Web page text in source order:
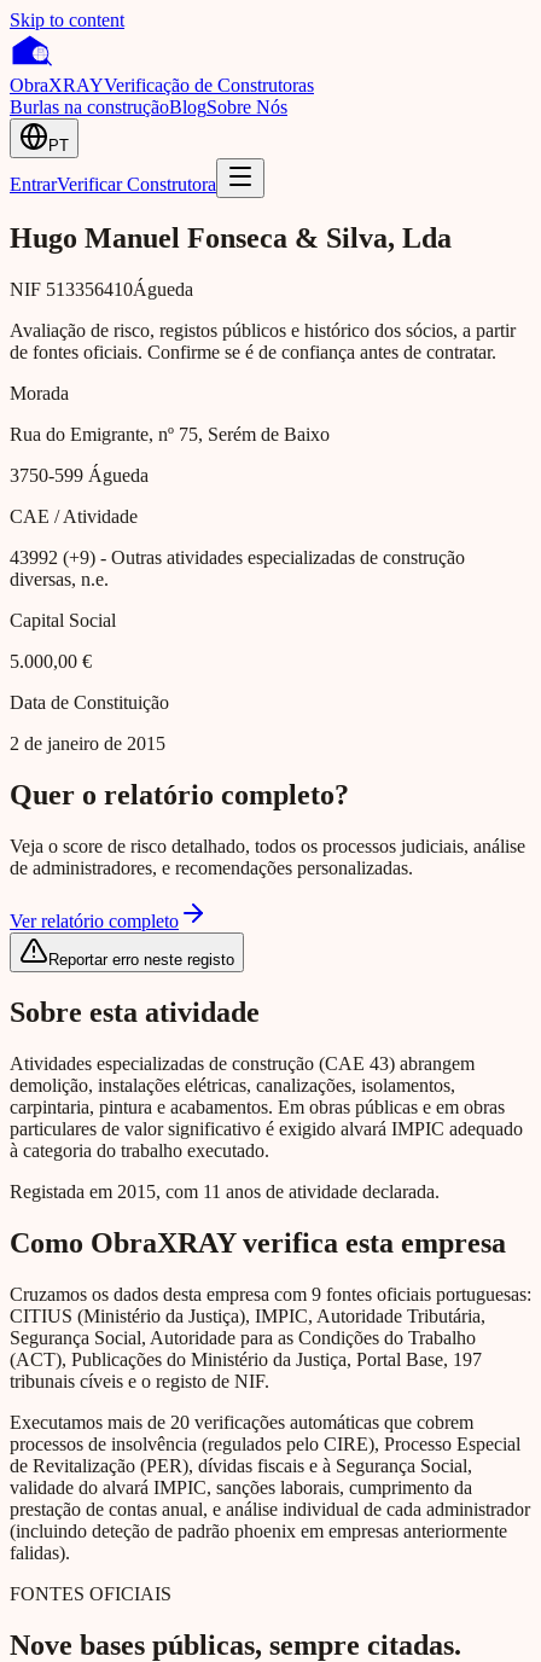
Skip to content
ObraXRAYVerificação de Construtoras
Burlas na construçãoBlogSobre Nós
PT
EntrarVerificar Construtora
Hugo Manuel Fonseca & Silva, Lda
NIF 513356410Águeda
Avaliação de risco, registos públicos e histórico dos sócios, a partir
de fontes oficiais. Confirme se é de confiança antes de contratar.
Morada
Rua do Emigrante, nº 75, Serém de Baixo
3750-599 Águeda
CAE / Atividade
43992 (+9) - Outras atividades especializadas de construção
diversas, n.e.
Capital Social
5.000,00 €
Data de Constituição
2 de janeiro de 2015
Quer o relatório completo?
Veja o score de risco detalhado, todos os processos judiciais, análise
de administradores, e recomendações personalizadas.
Ver relatório completo
Reportar erro neste registo
Sobre esta atividade
Atividades especializadas de construção (CAE 43) abrangem
demolição, instalações elétricas, canalizações, isolamentos,
carpintaria, pintura e acabamentos. Em obras públicas e em obras
particulares de valor significativo é exigido alvará IMPIC adequado
à categoria do trabalho executado.
Registada em 2015, com 11 anos de atividade declarada.
Como ObraXRAY verifica esta empresa
Cruzamos os dados desta empresa com 9 fontes oficiais portuguesas:
CITIUS (Ministério da Justiça), IMPIC, Autoridade Tributária,
Segurança Social, Autoridade para as Condições do Trabalho
(ACT), Publicações do Ministério da Justiça, Portal Base, 197
tribunais cíveis e o registo de NIF.
Executamos mais de 20 verificações automáticas que cobrem
processos de insolvência (regulados pelo CIRE), Processo Especial
de Revitalização (PER), dívidas fiscais e à Segurança Social,
validade do alvará IMPIC, sanções laborais, cumprimento da
prestação de contas anual, e análise individual de cada administrador
(incluindo deteção de padrão phoenix em empresas anteriormente
falidas).
FONTES OFICIAIS
Nove bases públicas, sempre citadas.